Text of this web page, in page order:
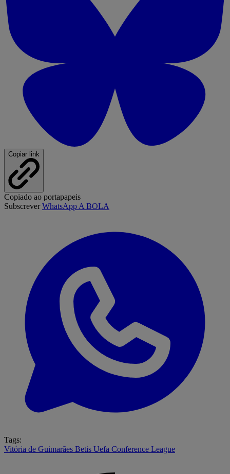
Copiar link
Copiado ao portapapeis
SubscreverWhatsApp A BOLA
Tags:
Vitória de Guimarães Betis Uefa Conference League